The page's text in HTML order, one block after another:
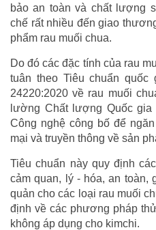
bảo an toàn và chất lượng
chế rất nhiều đến giao
phẩm rau muối chua.
Do đó các đặc tính của rau
tuân theo Tiêu chuẩn quốc
24220:2020 về rau muối
lường Chất lượng Quốc
Công nghệ công bố để
mại và truyền thông về sản
Tiêu chuẩn này quy định
cảm quan, lý - hóa, an toàn,
quản cho các loại rau muối
định về các phương pháp
không áp dụng cho kimchi.